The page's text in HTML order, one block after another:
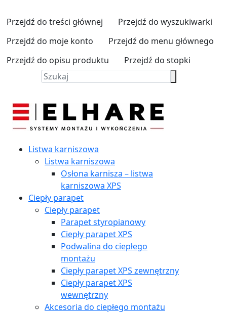
Przejdź do treści głównej
Przejdź do wyszukiwarki
Przejdź do moje konto
Przejdź do menu głównego
Przejdź do opisu produktu
Przejdź do stopki
Listwa karniszowa
Listwa karniszowa
Osłona karnisza – listwa
karniszowa XPS
Ciepły parapet
Ciepły parapet
Parapet styropianowy
Ciepły parapet XPS
Podwalina do ciepłego
montażu
Ciepły parapet XPS zewnętrzny
Ciepły parapet XPS
wewnętrzny
Akcesoria do ciepłego montażu